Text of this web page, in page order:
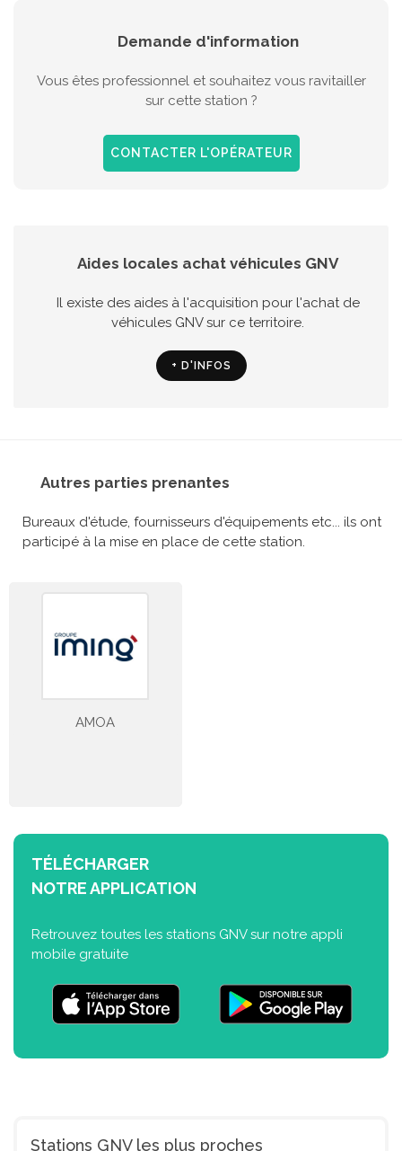
Demande d'information
Vous êtes professionnel et souhaitez vous ravitailler
sur cette station ?
CONTACTER L'OPÉRATEUR
Aides locales achat véhicules GNV
Il existe des aides à l'acquisition pour l'achat de
véhicules GNV sur ce territoire.
+ D'INFOS
Autres parties prenantes
Bureaux d'étude, fournisseurs d'équipements etc... ils ont
participé à la mise en place de cette station.
AMOA
TÉLÉCHARGER
NOTRE APPLICATION
Retrouvez toutes les stations GNV sur notre appli
mobile gratuite
Stations GNV les plus proches